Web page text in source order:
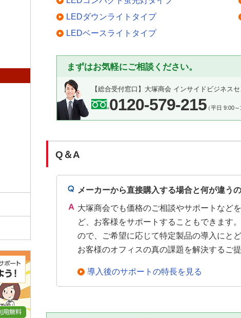
LEDダウンライトタイプ
LEDベースライトタイプ
まずはお気軽にご相談ください。
【総合受付窓口】 大塚商会 インサイドビジネス
0120-579-215（平日 9:00～
Q＆A
メーカーから直接購入する場合と何が違う
大塚商会でも価格のご相談やサポートなど
ど、お客様をサポートすることもできます
ので、ご希望に応じて特定製品の導入にと
お客様のオフィスの真の課題を解決するご
導入後のサポートの特長を見る